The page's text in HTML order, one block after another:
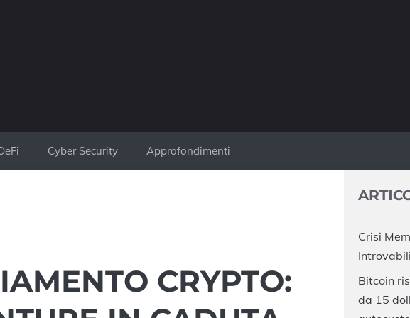
Cyber Security Approfondimenti
CRYPTO:
Crisi
Bitcoin
da 15